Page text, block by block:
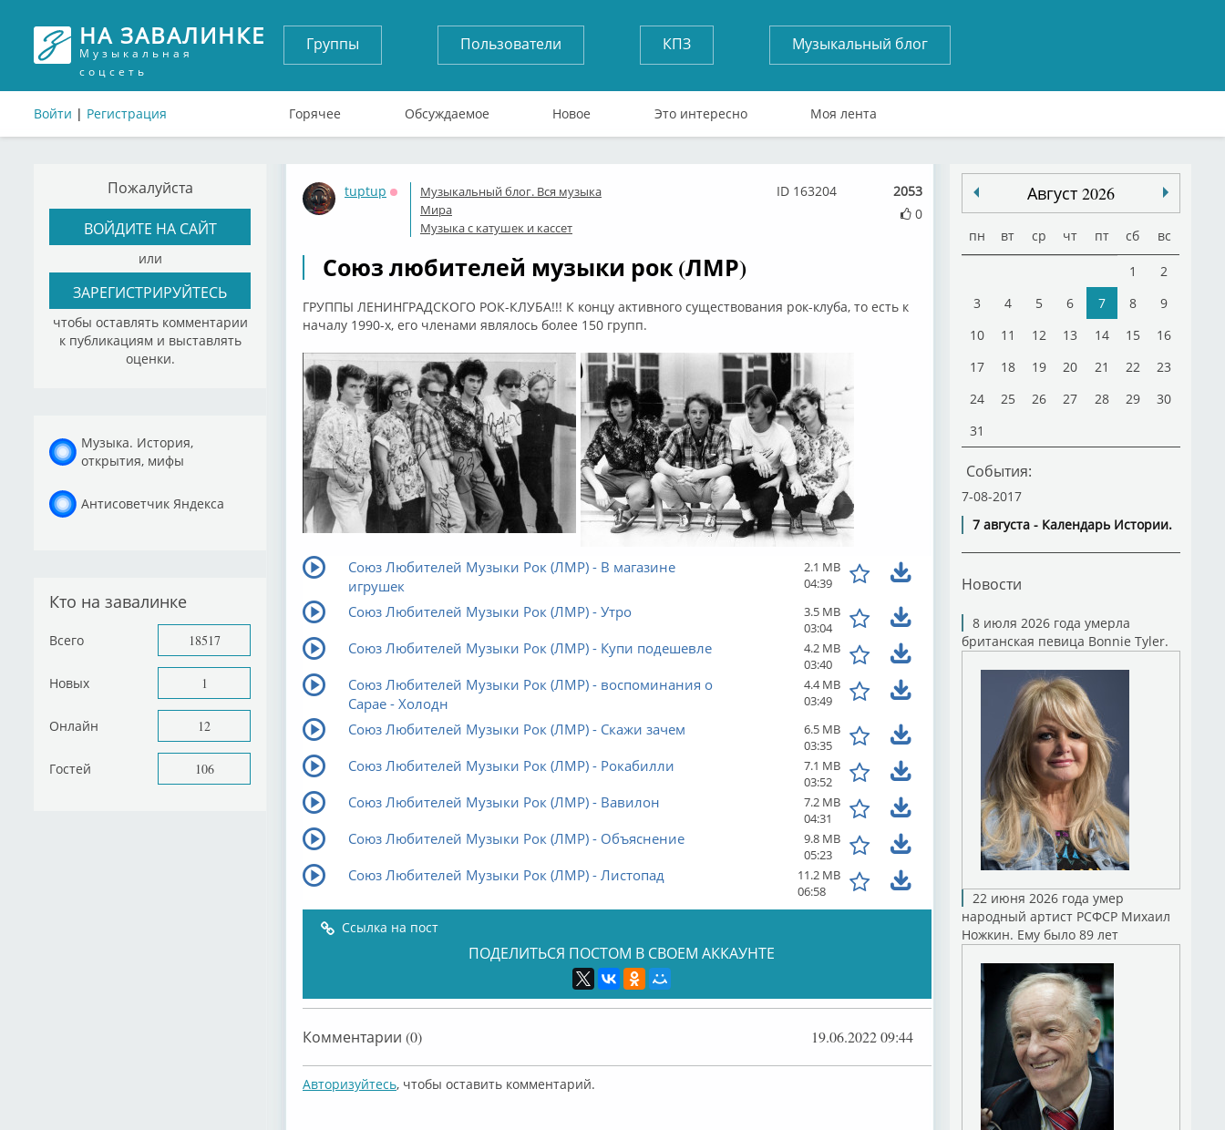
НА ЗАВАЛИНКЕ
Музыкальная
соцсеть
Войти | Регистрация
Группы Пользователи КПЗ Музыкальный блог
Горячее Обсуждаемое Новое Это интересно Моя лента
Пожалуйста
ВОЙДИТЕ НА САЙТ
или
ЗАРЕГИСТРИРУЙТЕСЬ
чтобы оставлять комментарии
к публикациям и выставлять
оценки.
Музыка. История,
открытия, мифы
Антисоветчик Яндекса
Кто на завалинке
Всего 18517
Новых 1
Онлайн 12
Гостей 106
tuptup
Оффлайн
Музыкальный блог. Вся музыка
Мира
Музыка с катушек и кассет
2053
0
ID 163204
Союз любителей музыки рок (ЛМР)
ГРУППЫ ЛЕНИНГРАДСКОГО РОК-КЛУБА!!! К концу активного существования рок-клуба, то есть к
началу 1990-х, его членами являлось более 150 групп.
Союз Любителей Музыки Рок (ЛМР) - В магазине
игрушек
2.1 MB
04:39
Союз Любителей Музыки Рок (ЛМР) - Утро
3.5 MB
03:04
Союз Любителей Музыки Рок (ЛМР) - Купи подешевле
4.2 MB
03:40
Союз Любителей Музыки Рок (ЛМР) - воспоминания о
Сарае - Холодн
4.4 MB
03:49
Союз Любителей Музыки Рок (ЛМР) - Скажи зачем
6.5 MB
03:35
Союз Любителей Музыки Рок (ЛМР) - Рокабилли
7.1 MB
03:52
Союз Любителей Музыки Рок (ЛМР) - Вавилон
7.2 MB
04:31
Союз Любителей Музыки Рок (ЛМР) - Объяснение
9.8 MB
05:23
Союз Любителей Музыки Рок (ЛМР) - Листопад
11.2 MB
06:58
Ссылка на пост
ПОДЕЛИТЬСЯ ПОСТОМ В СВОЕМ АККАУНТЕ
Комментарии (0) 19.06.2022 09:44
Авторизуйтесь, чтобы оставить комментарий.
Август 2026
пн вт ср чт пт сб вс
1
2
3
4 5 6 7 8
9
10
11 12 13 14 15
16
17
18 19 20 21 22
23
24
25 26 27 28 29
30
31
События:
7-08-2017
7 августа - Календарь Истории.
Новости
8 июля 2026 года умерла
британская певица Bonnie Tyler.
22 июня 2026 года умер
народный артист РСФСР Михаил
Ножкин. Ему было 89 лет